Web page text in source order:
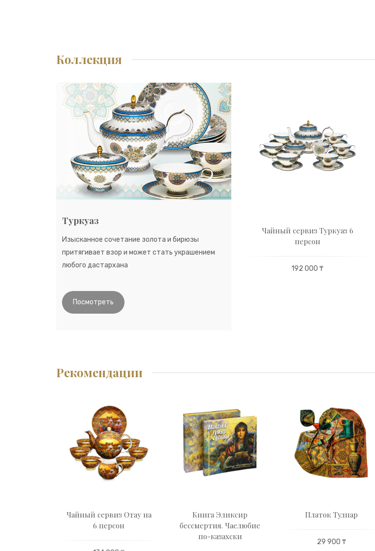
Коллекция
Туркуаз
Изысканное сочетание золота и бирюзы
притягивает взор и может стать украшением
любого дастархана
Посмотреть
Чайный сервиз Туркуаз 6
персон
192 000 ₸
Рекомендации
Чайный сервиз Отау на
6 персон
Книга Эликсир
бессмертия. Чаелюбие
по-казахски
Платок Тулпар
29 900 ₸